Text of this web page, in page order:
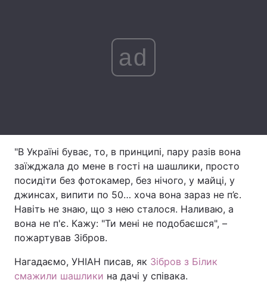
Думки
Тема оформлення
ad
"В Україні буває, то, в принципі, пару разів вона
заїжджала до мене в гості на шашлики, просто
посидіти без фотокамер, без нічого, у майці, у
джинсах, випити по 50… хоча вона зараз не п’є.
Навіть не знаю, що з нею сталося. Наливаю, а
вона не п'є. Кажу: "Ти мені не подобаєшся", –
пожартував Зібров.
Нагадаємо, УНІАН писав, як Зібров з Білик
смажили шашлики на дачі у співака.